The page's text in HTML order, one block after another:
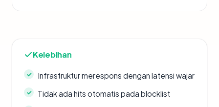
Kelebihan
Infrastruktur merespons dengan latensi wajar
Tidak ada hits otomatis pada blocklist